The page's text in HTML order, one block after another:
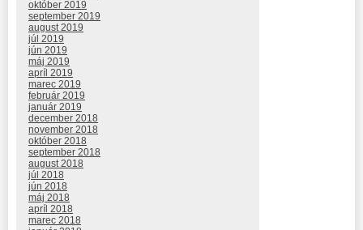
október 2019
september 2019
august 2019
júl 2019
jún 2019
máj 2019
apríl 2019
marec 2019
február 2019
január 2019
december 2018
november 2018
október 2018
september 2018
august 2018
júl 2018
jún 2018
máj 2018
apríl 2018
marec 2018